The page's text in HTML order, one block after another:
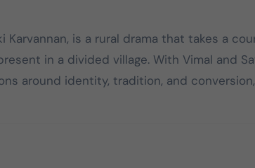
Karvannan, is a rural drama that takes a
in a divided village. With Vimal and
around identity, tradition, and
என்பது மக்கள் நீதி
மய்யம் கட்சியின் உறுதி.
பேட்டரி டார்ச் என்பது